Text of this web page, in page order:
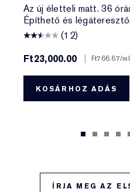
Az új életteli matt. 36
Építhető és
(12)
Ft23,000.00
Ft766.67/ml
KOSÁRHOZ ADÁS
ÍRJA MEG AZ